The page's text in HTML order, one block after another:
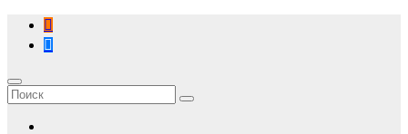
Перейти
содержимому